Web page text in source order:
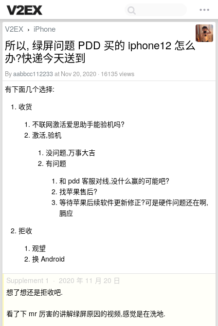
V2EX › iPhone
所以, 绿屏问题 PDD 买的 iphone12 怎么
办?快递今天送到
Byaabbcc112233at Nov 20, 2020 · 16135 views
有下面几个选择:
收货
不联网激活爱思助手能验机吗?
激活,验机
没问题,万事大吉
有问题
和 pdd 客服对线,没什么赢的可能吧?
找苹果售后?
等待苹果后续软件更新修正?可是硬件问题还在啊,
膈应
拒收
观望
换 Android
Supplement 1 · 2020 年 11 月 20 日
想了想还是拒收吧.
看了下 mr 厉害的讲解绿屏原因的视频,感觉是在洗地.